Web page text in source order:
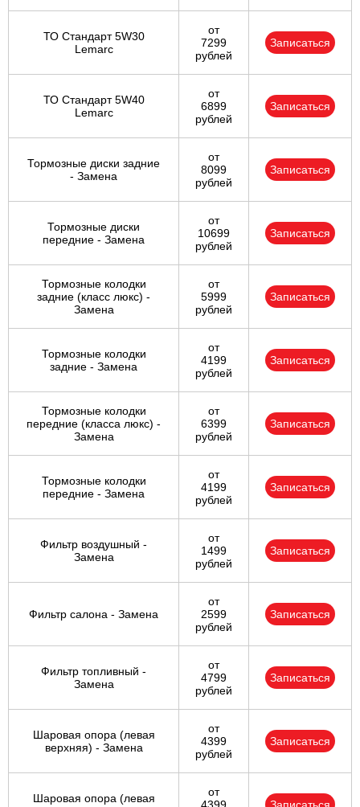
ТО Стандарт 5W30
Lemarc
от
7299
рублей
Записаться
ТО Стандарт 5W40
Lemarc
от
6899
рублей
Записаться
Тормозные диски задние
- Замена
от
8099
рублей
Записаться
Тормозные диски
передние - Замена
от
10699
рублей
Записаться
Тормозные колодки
задние (класс люкс) -
Замена
от
5999
рублей
Записаться
Тормозные колодки
задние - Замена
от
4199
рублей
Записаться
Тормозные колодки
передние (класса люкс) -
Замена
от
6399
рублей
Записаться
Тормозные колодки
передние - Замена
от
4199
рублей
Записаться
Фильтр воздушный -
Замена
от
1499
рублей
Записаться
Фильтр салона - Замена
от
2599
рублей
Записаться
Фильтр топливный -
Замена
от
4799
рублей
Записаться
Шаровая опора (левая
верхняя) - Замена
от
4399
рублей
Записаться
Шаровая опора (левая
от